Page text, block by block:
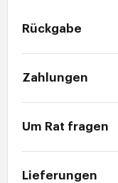
Rückgabe
Zahlungen
Um Rat fragen
Lieferungen